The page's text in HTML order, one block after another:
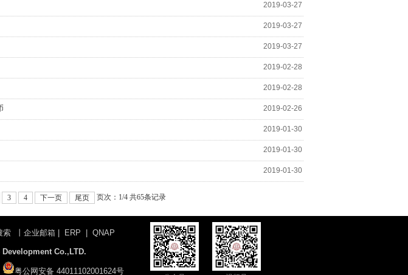
2019-03-27
2019-03-27
2019-03-27
2019-02-28
2019-02-28
2019-02-26
2019-01-30
2019-01-30
2019-01-30
3 4 下一页 尾页 页次：1/4 共65条记录
索丨 企业邮箱| ERP QNAP
Co.,LTD.
粤公网安备 44011102001624号